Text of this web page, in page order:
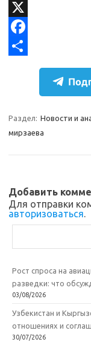
e
g
d
n
o
s
k
i
V
KX
F
bр
т
ь
Раздел: Новости и
мирзаева
Добавить
Для отправки
авторизоваться.
Рост спроса на
разведки: что
03/08/2026
Узбекистан и
отношениях и
30/07/2026